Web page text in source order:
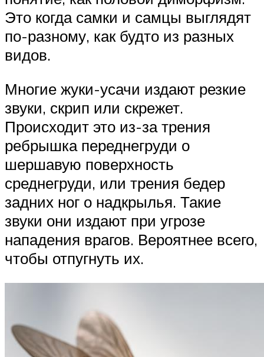
Это когда самки и самцы выглядят
по-разному, как будто из разных
видов.
Многие жуки-усачи издают резкие
звуки, скрип или скрежет.
Происходит это из-за трения
ребрышка переднегруди о
шершавую поверхность
среднегруди, или трения бедер
задних ног о надкрылья. Такие
звуки они издают при угрозе
нападения врагов. Вероятнее всего,
чтобы отпугнуть их.